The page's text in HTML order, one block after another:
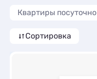
Квартиры посуточно
Сортировка